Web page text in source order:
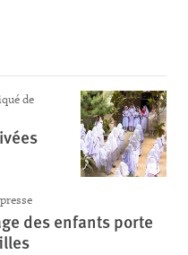
de
des enfants porte